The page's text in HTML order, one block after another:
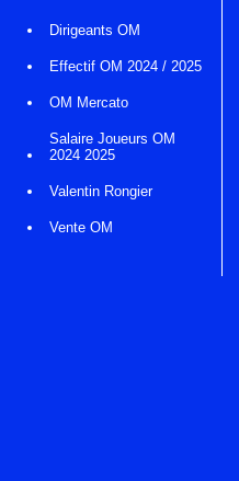
Dirigeants OM
Effectif OM 2024 / 2025
OM Mercato
Salaire Joueurs OM
2024 2025
Valentin Rongier
Vente OM